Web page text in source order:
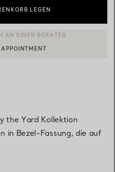
LEGEN
ODER EINEN
the Yard Kollektion
in Bezel-Fassung, die auf